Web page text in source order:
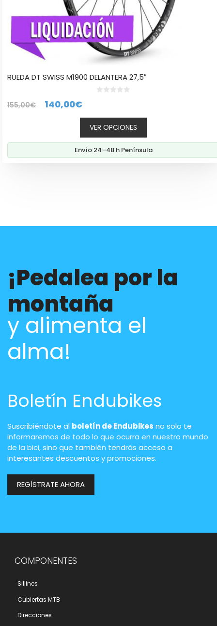
RUEDA DT SWISS M1900 DELANTERA 27,5″
155,00€
El
era:
155,00€.
140,00€El
precio
actual
es:
140,00€.
VER OPCIONES
Envío 24–48 h Península
¡Pedalea por la
montaña
y alimenta el
alma!
Boletín Endubikes
Suscribiéndote al boletín de Endubikes no solo te
informaremos de todo lo que ocurra en nuestro mundo
de la bici, sino que también tendrás acceso a
interesantes descuentos y promociones.
REGÍSTRATE AHORA
COMPONENTES
Sillines
Cubiertas MTB
Direcciones